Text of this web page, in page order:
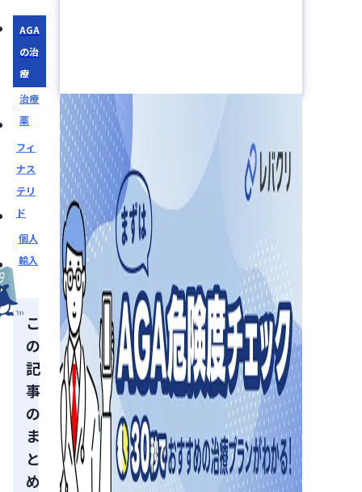
AGA
の治
療
治療
薬
フィ
ナス
テリ
ド
個人
輸入
こ
の
記
事
の
ま
と
め